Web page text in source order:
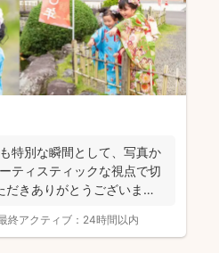
特別な瞬間として、写真か
ティスティックな視点で切
きありがとうございま
終アクティブ： 24時間以内